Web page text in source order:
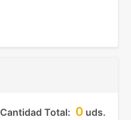
Cantidad Total: 0 uds.